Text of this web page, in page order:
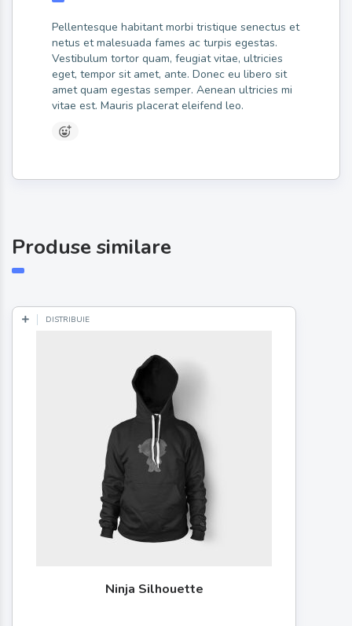
Pellentesque habitant morbi tristique senectus et
netus et malesuada fames ac turpis egestas.
Vestibulum tortor quam, feugiat vitae, ultricies
eget, tempor sit amet, ante. Donec eu libero sit
amet quam egestas semper. Aenean ultricies mi
vitae est. Mauris placerat eleifend leo.
Produse similare
DISTRIBUIE
Ninja Silhouette